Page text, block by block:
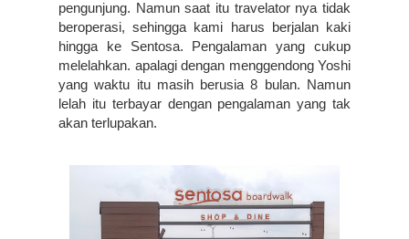
pengunjung. Namun saat itu travelator nya tidak
beroperasi, sehingga kami harus berjalan kaki
hingga ke Sentosa. Pengalaman yang cukup
melelahkan. apalagi dengan menggendong Yoshi
yang waktu itu masih berusia 8 bulan. Namun
lelah itu terbayar dengan pengalaman yang tak
akan terlupakan.